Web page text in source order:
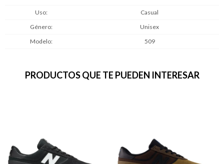
Uso
Casual
Género
Unisex
Modelo
509
PRODUCTOS QUE TE PUEDEN INTERESAR